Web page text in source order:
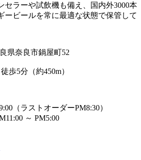
セラーや試飲機も備え、国内外3000本
ービールを常に最適な状態で保管して
県奈良市鍋屋町52
歩5分（約450m）
（ラストオーダーPM8:30）
～ PM5:00